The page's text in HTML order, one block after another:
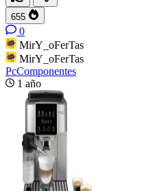
655
0
MirY_oFerTas
MirY_oFerTas
PcComponentes
1 año